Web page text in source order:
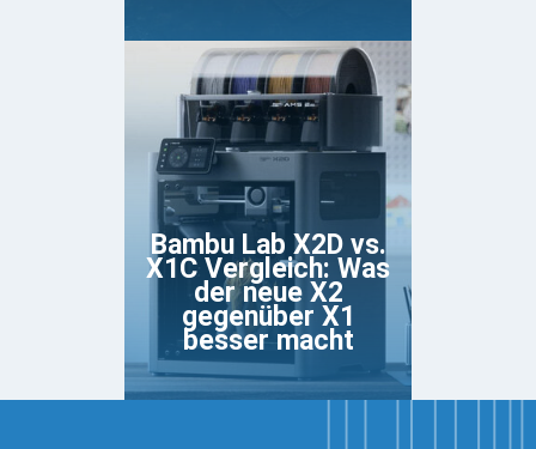
Bambu Lab X2D vs.
X1C Vergleich: Was
der neue X2
gegenüber X1
besser macht